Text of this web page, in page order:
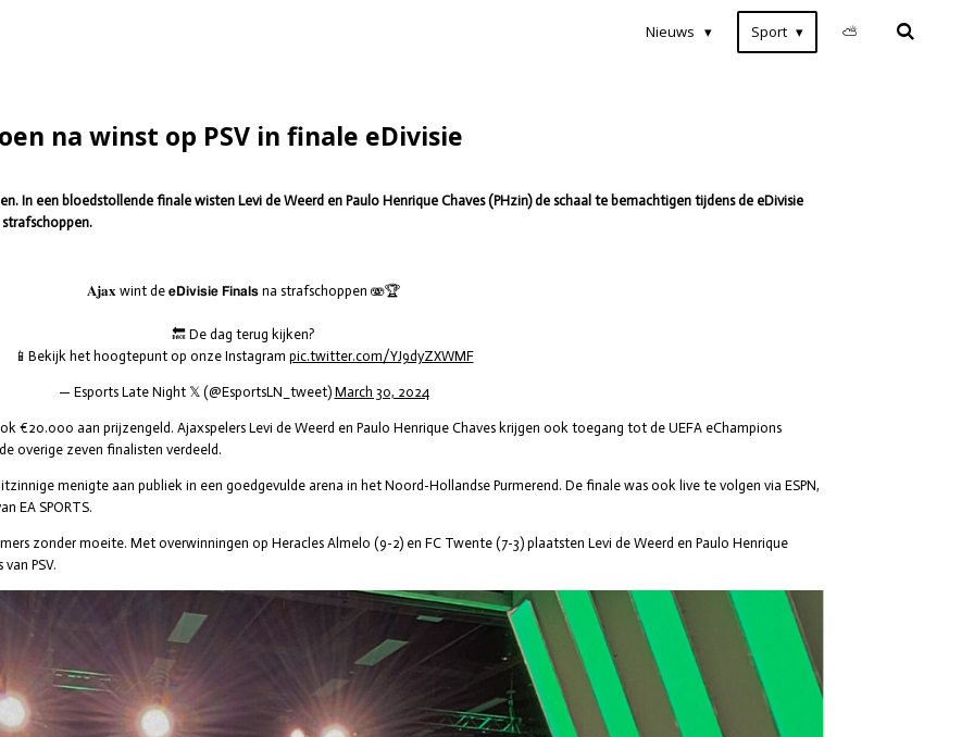
Nieuws Sport ⛅
na winst op PSV in finale eDivisie
In een bloedstollende finale wisten Levi de Weerd en Paulo Henrique Chaves (PHzin) de schaal te bemachtigen tijdens de eDivisie
strafschoppen.
𝐀𝐣𝐚𝐱 wint de 𝗲𝗗𝗶𝘃𝗶𝘀𝗶𝗲 𝗙𝗶𝗻𝗮𝗹𝘀 na strafschoppen 🫨🏆
🔙 De dag terug kijken?
📱Bekijk het hoogtepunt op onze Instagram pic.twitter.com/YJ9dyZXWMF
— Esports Late Night 𝕏 (@EsportsLN_tweet) March 30, 2024
€20.000 aan prijzengeld. Ajaxspelers Levi de Weerd en Paulo Henrique Chaves krijgen ook toegang tot de UEFA eChampions
overige zeven finalisten verdeeld.
menigte aan publiek in een goedgevulde arena in het Noord-Hollandse Purmerend. De finale was ook live te volgen via ESPN,
EA SPORTS.
zonder moeite. Met overwinningen op Heracles Almelo (9-2) en FC Twente (7-3) plaatsten Levi de Weerd en Paulo Henrique
PSV.